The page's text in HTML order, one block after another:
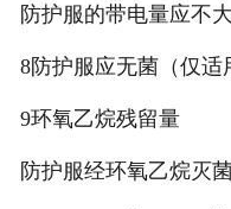
防护服的带电量应不大
8防护服应无菌（仅适
9环氧乙烷残留量
防护服经环氧乙烷灭